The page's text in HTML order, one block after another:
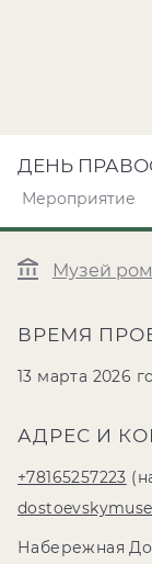
ДЕНЬ
Мероприятие
Музей
ВРЕМЯ
13 марта 2026
АДРЕС И
+78165257223
Набережная